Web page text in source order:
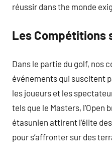
réussir dans the monde
Les Compétitions
Dans le partie du golf, nos
événements qui suscitent
les joueurs et les
tels que le Masters, l’Open
étasunien attirent l’élite
pour s’affronter sur des